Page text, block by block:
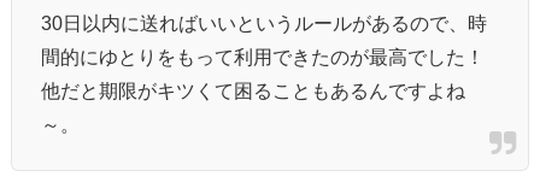
30日以内に送ればいいというルールがあるので、時
間的にゆとりをもって利用できたのが最高でした！
他だと期限がキツくて困ることもあるんですよね
～。